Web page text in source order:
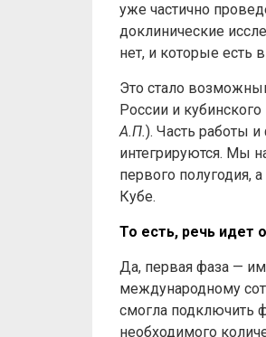
уже частично
доклинические
нет, и которые есть
Это стало
России и
А.П.). Часть работы
интегрируются. Мы
первого полугодия,
Кубе.
То есть, речь идет
Да, первая фаза —
международному
смогла подключить
необходимого